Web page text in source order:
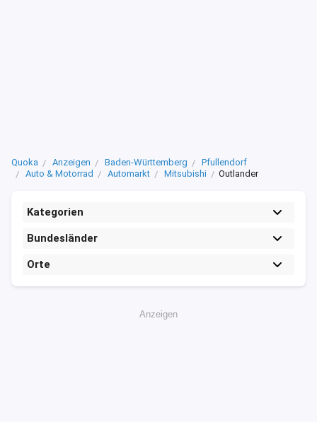
Quoka Anzeigen Baden-Württemberg
Pfullendorf
Auto & Motorrad
Automarkt Mitsubishi Outlander
Kategorien
Bundesländer
Orte
Anzeigen